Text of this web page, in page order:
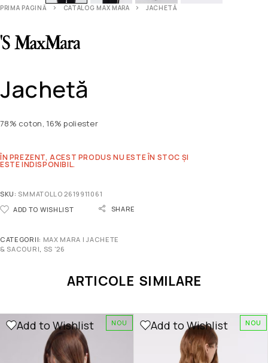
PRIMA PAGINĂ CATALOG MAX MARA JACHETĂ
Jachetă
78% coton, 16% poliester
ÎN PREZENT, ACEST PRODUS NU ESTE ÎN STOC ȘI
ESTE INDISPONIBIL.
SKU: SMMATOLLO 2619911061
ADD TO WISHLIST
SHARE
CATEGORII: MAX MARA | JACHETE
& SACOURI SS '26
ARTICOLE SIMILARE
NOU
Add to Wishlist NOU
Add to Wishlist